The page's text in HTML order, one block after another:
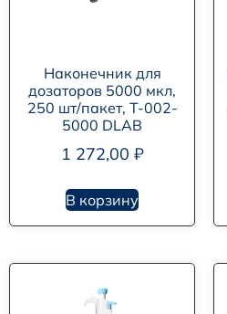
Наконечник для
дозаторов 5000 мкл,
250 шт/пакет, T-002-
5000 DLAB
1 272,00 ₽
В корзину